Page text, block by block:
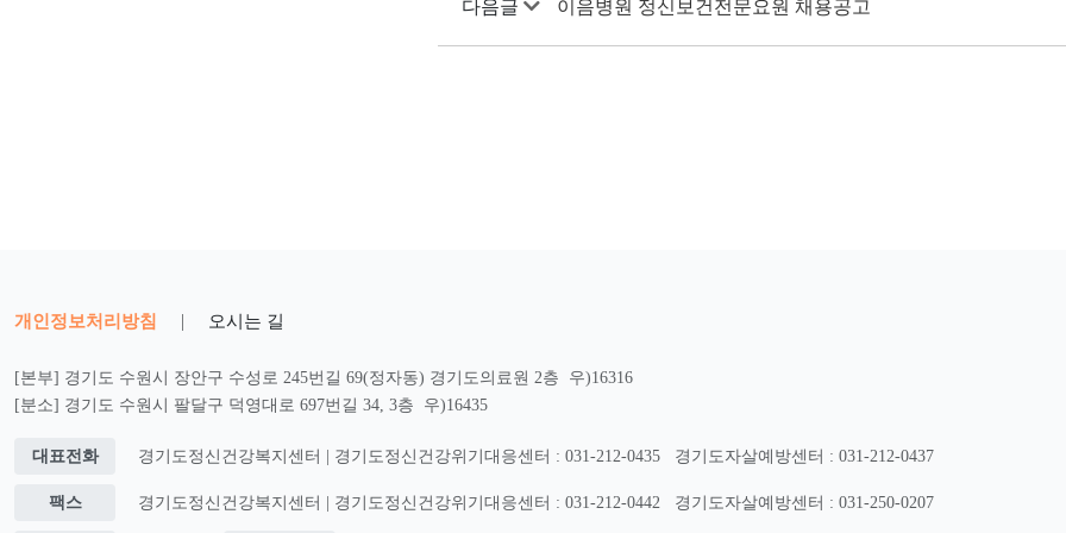
다음글 이음병원 정신보건전문요원 채용공고
개인정보처리방침 | 오시는 길
[본부] 경기도 수원시 장안구 수성로 245번길 69(정자동) 경기도의료원 2층 우)16316
[분소] 경기도 수원시 팔달구 덕영대로 697번길 34, 3층 우)16435
대표전화 경기도정신건강복지센터 | 경기도정신건강위기대응센터 : 031-212-0435 경기도자살예방센터 : 031-212-0437
팩스 경기도정신건강복지센터 | 경기도정신건강위기대응센터 : 031-212-0442 경기도자살예방센터 : 031-250-0207